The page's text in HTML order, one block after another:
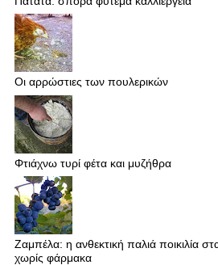
Οι αρρώστιες των πουλερικών
Φτιάχνω τυρί φέτα και μυζήθρα
Ζαμπέλα: η ανθεκτική παλιά ποικιλία
χωρίς φάρμακα